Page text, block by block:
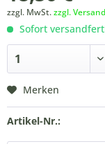
zzgl. MwSt.zzgl.
Sofort
Merken
Artikel-Nr.: